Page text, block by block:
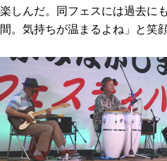
楽しんだ。同フェスには過去に
間。気持ちが温まるよね」と笑